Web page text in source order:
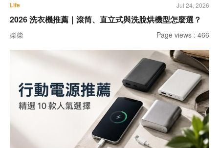
Life Jul 24, 2026
2026 洗衣機推薦｜滾筒、直立式與洗脫烘機型怎麼選？
柴柴 Page views : 466